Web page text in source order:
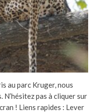
au parc Kruger, nous
pas à cliquer sur
! Liens rapides : Lever